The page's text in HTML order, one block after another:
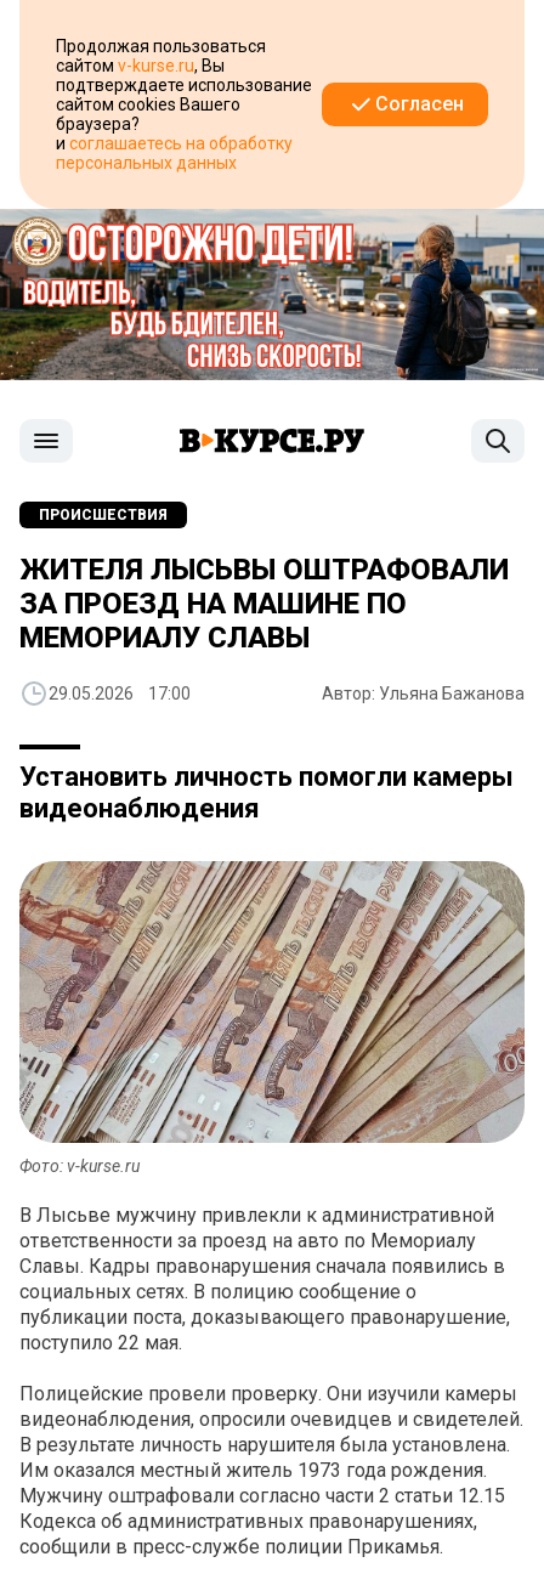
Продолжая пользоваться
сайтом v-kurse.ru, Вы
подтверждаете использование
сайтом cookies Вашего
браузера?
и соглашаетесь на обработку
персональных данных
Согласен
ПРОИСШЕСТВИЯ
ЖИТЕЛЯ ЛЫСЬВЫ ОШТРАФОВАЛИ
ЗА ПРОЕЗД НА МАШИНЕ ПО
МЕМОРИАЛУ СЛАВЫ
29.05.2026 17:00 Автор: Ульяна Бажанова
Установить личность помогли камеры
видеонаблюдения
Фото: v-kurse.ru
В Лысьве мужчину привлекли к административной
ответственности за проезд на авто по Мемориалу
Славы. Кадры правонарушения сначала появились в
социальных сетях. В полицию сообщение о
публикации поста, доказывающего правонарушение,
поступило 22 мая.
Полицейские провели проверку. Они изучили камеры
видеонаблюдения, опросили очевидцев и свидетелей.
В результате личность нарушителя была установлена.
Им оказался местный житель 1973 года рождения.
Мужчину оштрафовали согласно части 2 статьи 12.15
Кодекса об административных правонарушениях,
сообщили в пресс-службе полиции Прикамья.